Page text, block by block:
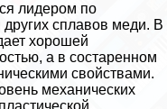
лидером по
других сплавов меди. В
хорошей
а в состаренном
свойствами.
механических